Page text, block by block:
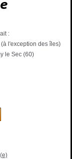
:
l'exception des îles)
le Sec (60)